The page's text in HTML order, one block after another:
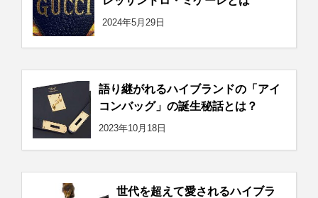
2024年5月29日
語り継がれるハイブランドの「アイ
コンバッグ」の誕生秘話とは？
2023年10月18日
世代を超えて愛されるハイブラ